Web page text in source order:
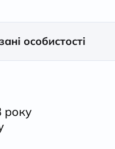
особистості
року